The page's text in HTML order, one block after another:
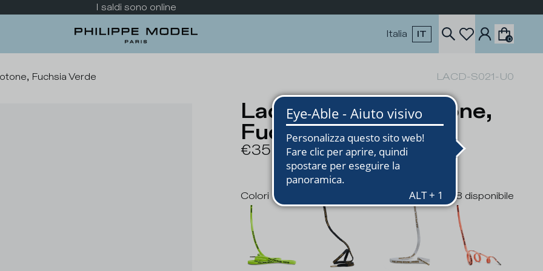
Dai uno sguardo alla nuova collezione
Italia IT 0
Fuchsia Verde LACD-S021-U0
Lacci Donna in Cotone,
Fuchsia Verde
€35
Colori 8 disponibile